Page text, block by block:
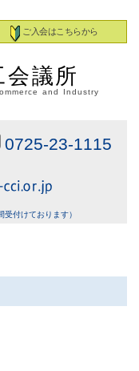
ご入会はこちらから
会議所
and Industry
0725-23-1115
付けております）